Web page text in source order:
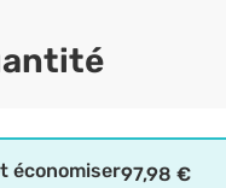
économiser97,98 €